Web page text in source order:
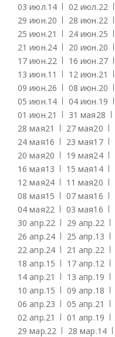
03 июл.14 02 июл.22
29 июн.20 28 июн.22
25 июн.21 24 июн.25
21 июн.24 20 июн.20
17 июн.22 16 июн.27
13 июн.11 12 июн.21
09 июн.26 08 июн.20
05 июн.14 04 июн.19
01 июн.21 31 мая28
28 мая21 27 мая20
24 мая16 23 мая17
20 мая20 19 мая24
16 мая13 15 мая14
12 мая24 11 мая20
08 мая15 07 мая16
04 мая22 03 мая16
30 апр.22 29 апр.22
26 апр.24 25 апр.13
22 апр.24 21 апр.22
18 апр.15 17 апр.12
14 апр.21 13 апр.19
10 апр.15 09 апр.18
06 апр.23 05 апр.21
02 апр.21 01 апр.19
29 мар.22 28 мар.14